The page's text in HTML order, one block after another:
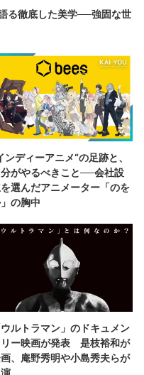
る徹底した美学──強固な世
ンディーアニメ“の足跡と、
分がやるべきこと──会社設
選んだアニメーター「のを
の胸中
ウルトラマン」のドキュメン
ー映画が発表 是枝裕和が
、庵野秀明や小島秀夫らが